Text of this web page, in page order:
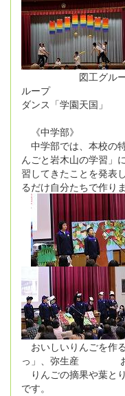
図工グ
ループ
ダンス「学
《中学部》
中学部では、本校の
んごと岩木山の学習」
習してきたことを発表
るだけ自分たちで作り
おいしいりんごを
っ」、弥生産 お山
りんごの摘果や葉
です。 の感謝